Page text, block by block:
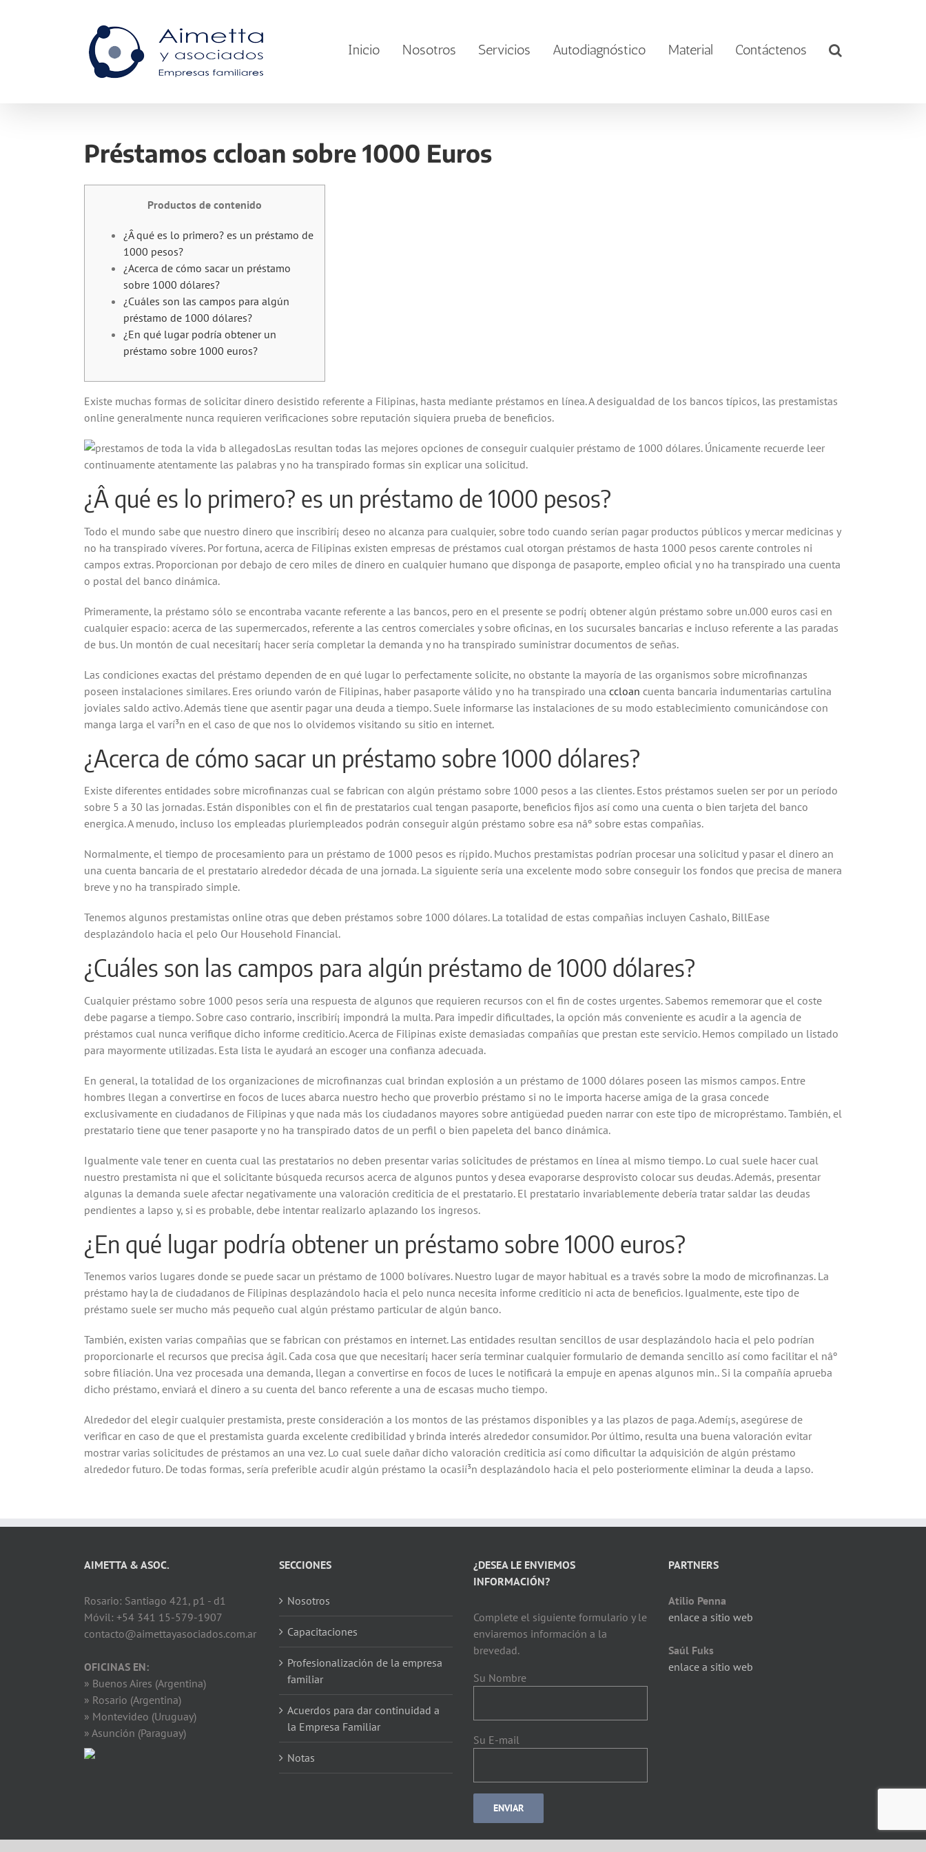
Inicio Nosotros Servicios Autodiagnóstico Material Contáctenos
Préstamos ccloan sobre 1000 Euros
Productos de contenido
¿Â qué es lo primero? es un préstamo de
1000 pesos?
¿Acerca de cómo sacar un préstamo
sobre 1000 dólares?
¿Cuáles son las campos para algún
préstamo de 1000 dólares?
¿En qué lugar podría obtener un
préstamo sobre 1000 euros?
Existe muchas formas de solicitar dinero desistido referente a Filipinas, hasta mediante préstamos en línea. A desigualdad de los bancos tí­picos, las prestamistas
online generalmente nunca requieren verificaciones sobre reputación siquiera prueba de beneficios.
Las resultan todas las mejores opciones de conseguir cualquier préstamo de 1000 dólares. Únicamente recuerde leer
continuamente atentamente las palabras y no ha transpirado formas sin explicar una solicitud.
¿Â qué es lo primero? es un préstamo de 1000 pesos?
Todo el mundo sabe que nuestro dinero que inscribirí¡ deseo no alcanza para cualquier, sobre todo cuando serían pagar productos públicos y mercar medicinas y
no ha transpirado ví­veres. Por fortuna, acerca de Filipinas existen empresas de préstamos cual otorgan préstamos de hasta 1000 pesos carente controles ni
campos extras. Proporcionan por debajo de cero miles de dinero en cualquier humano que disponga de pasaporte, empleo oficial y no ha transpirado una cuenta
o postal del banco dinámica.
Primeramente, la préstamo sólo se encontraba vacante referente a las bancos, pero en el presente se podrí¡ obtener algún préstamo sobre un.000 euros casi en
cualquier espacio: acerca de las supermercados, referente a las centros comerciales y sobre oficinas, en los sucursales bancarias e incluso referente a las paradas
de bus. Un montón de cual necesitarí¡ hacer serí­a completar la demanda y no ha transpirado suministrar documentos de señas.
Las condiciones exactas del préstamo dependen de en qué lugar lo perfectamente solicite, no obstante la mayoría de las organismos sobre microfinanzas
poseen instalaciones similares. Eres oriundo varón de Filipinas, haber pasaporte válido y no ha transpirado una ccloan cuenta bancaria indumentarias cartulina
joviales saldo activo. Además tiene que asentir pagar una deuda a tiempo. Suele informarse las instalaciones de su modo establecimiento comunicándose con
manga larga el varí³n en el caso de que nos lo olvidemos visitando su sitio en internet.
¿Acerca de cómo sacar un préstamo sobre 1000 dólares?
Existe diferentes entidades sobre microfinanzas cual se fabrican con algún préstamo sobre 1000 pesos a las clientes. Estos préstamos suelen ser por un período
sobre 5 a 30 las jornadas. Están disponibles con el fin de prestatarios cual tengan pasaporte, beneficios fijos así­ como una cuenta o bien tarjeta del banco
energica. A menudo, incluso los empleadas pluriempleados podrán conseguir algún préstamo sobre esa nâº sobre estas compañias.
Normalmente, el tiempo de procesamiento para un préstamo de 1000 pesos es rí¡pido. Muchos prestamistas podrían procesar una solicitud y pasar el dinero an
una cuenta bancaria de el prestatario alrededor década de una jornada. La siguiente sería una excelente modo sobre conseguir los fondos que precisa de manera
breve y no ha transpirado simple.
Tenemos algunos prestamistas online otras que deben préstamos sobre 1000 dólares. La totalidad de estas compañias incluyen Cashalo, BillEase
desplazándolo hacia el pelo Our Household Financial.
¿Cuáles son las campos para algún préstamo de 1000 dólares?
Cualquier préstamo sobre 1000 pesos serí­a una respuesta de algunos que requieren recursos con el fin de costes urgentes. Sabemos rememorar que el coste
debe pagarse a tiempo. Sobre caso contrario, inscribirí¡ impondrá la multa. Para impedir dificultades, la opción más conveniente es acudir a la agencia de
préstamos cual nunca verifique dicho informe crediticio. Acerca de Filipinas existe demasiadas compañías que prestan este servicio. Hemos compilado un listado
para mayormente utilizadas. Esta lista le ayudará an escoger una confianza adecuada.
En general, la totalidad de los organizaciones de microfinanzas cual brindan explosión a un préstamo de 1000 dólares poseen las mismos campos. Entre
hombres llegan a convertirse en focos de luces abarca nuestro hecho que proverbio préstamo si no le importa hacerse amiga de la grasa concede
exclusivamente en ciudadanos de Filipinas y que nada más los ciudadanos mayores sobre antigüedad pueden narrar con este tipo de micropréstamo. También, el
prestatario tiene que tener pasaporte y no ha transpirado datos de un perfil o bien papeleta del banco dinámica.
Igualmente vale tener en cuenta cual las prestatarios no deben presentar varias solicitudes de préstamos en línea al mismo tiempo. Lo cual suele hacer cual
nuestro prestamista ni que el solicitante búsqueda recursos acerca de algunos puntos y desea evaporarse desprovisto colocar sus deudas. Además, presentar
algunas la demanda suele afectar negativamente una valoración crediticia de el prestatario. El prestatario invariablemente debería tratar saldar las deudas
pendientes a lapso y, si es probable, debe intentar realizarlo aplazando los ingresos.
¿En qué lugar podría obtener un préstamo sobre 1000 euros?
Tenemos varios lugares donde se puede sacar un préstamo de 1000 bolívares. Nuestro lugar de mayor habitual es a través sobre la modo de microfinanzas. La
préstamo hay la de ciudadanos de Filipinas desplazándolo hacia el pelo nunca necesita informe crediticio ni acta de beneficios. Igualmente, este tipo de
préstamo suele ser mucho más pequeño cual algún préstamo particular de algún banco.
También, existen varias compañias que se fabrican con préstamos en internet. Las entidades resultan sencillos de usar desplazándolo hacia el pelo podrían
proporcionarle el recursos que precisa ágil. Cada cosa que que necesitarí¡ hacer serí­a terminar cualquier formulario de demanda sencillo así­ como facilitar el nâº
sobre filiación. Una vez procesada una demanda, llegan a convertirse en focos de luces le notificará la empuje en apenas algunos min.. Si la compañía aprueba
dicho préstamo, enviará el dinero a su cuenta del banco referente a una de escasas mucho tiempo.
Alrededor del elegir cualquier prestamista, preste consideración a los montos de las préstamos disponibles y a las plazos de paga. Ademí¡s, asegúrese de
verificar en caso de que el prestamista guarda excelente credibilidad y brinda interés alrededor consumidor. Por último, resulta una buena valoración evitar
mostrar varias solicitudes de préstamos an una vez. Lo cual suele dañar dicho valoración crediticia así­ como dificultar la adquisición de algún préstamo
alrededor futuro. De todas formas, serí­a preferible acudir algún préstamo la ocasií³n desplazándolo hacia el pelo posteriormente eliminar la deuda a lapso.
AIMETTA & ASOC.
Rosario: Santiago 421, p1 - d1
Móvil: +54 341 15-579-1907
contacto@aimettayasociados.com.ar
OFICINAS EN:
» Buenos Aires (Argentina)
» Rosario (Argentina)
» Montevideo (Uruguay)
» Asunción (Paraguay)
SECCIONES
Nosotros
Capacitaciones
Profesionalización de la empresa
familiar
Acuerdos para dar continuidad a
la Empresa Familiar
Notas
¿DESEA LE ENVIEMOS
INFORMACIÓN?
Complete el siguiente formulario y le
enviaremos información a la
brevedad.
Su Nombre
Su E-mail
PARTNERS
Atilio Penna
enlace a sitio web
Saúl Fuks
enlace a sitio web